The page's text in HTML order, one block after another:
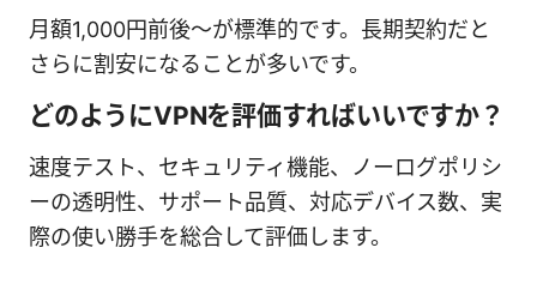
月額1,000円前後〜が標準的です。長期契約だと
さらに割安になることが多いです。
どのようにVPNを評価すればいいですか？
速度テスト、セキュリティ機能、ノーログポリシ
ーの透明性、サポート品質、対応デバイス数、実
際の使い勝手を総合して評価します。